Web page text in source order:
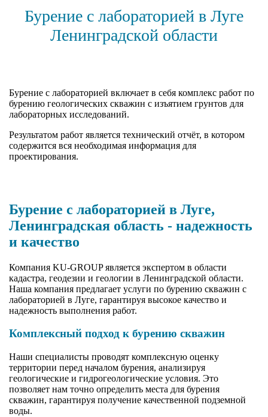
Бурение с лабораторией в Луге
Ленинградской области
Бурение с лабораторией включает в себя комплекс работ по
бурению геологических скважин с изъятием грунтов для
лабораторных исследований.
Результатом работ является технический отчёт, в котором
содержится вся необходимая информация для
проектирования.
Бурение с лабораторией в Луге,
Ленинградская область - надежность
и качество
Компания KU-GROUP является экспертом в области
кадастра, геодезии и геологии в Ленинградской области.
Наша компания предлагает услуги по бурению скважин с
лабораторией в Луге, гарантируя высокое качество и
надежность выполнения работ.
Комплексный подход к бурению скважин
Наши специалисты проводят комплексную оценку
территории перед началом бурения, анализируя
геологические и гидрогеологические условия. Это
позволяет нам точно определить места для бурения
скважин, гарантируя получение качественной подземной
воды.